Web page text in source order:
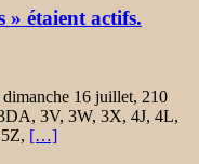
étaient actifs.
16 juillet, 210
3V, 3W, 3X, 4J, 4L,
[…]